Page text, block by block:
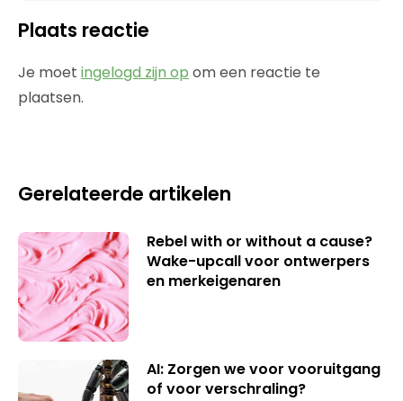
Plaats reactie
Je moet ingelogd zijn op om een reactie te
plaatsen.
Gerelateerde artikelen
Rebel with or without a cause?
Wake-upcall voor ontwerpers
en merkeigenaren
AI: Zorgen we voor vooruitgang
of voor verschraling?